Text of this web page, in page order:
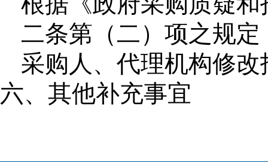
二条第（二）项之规
采购人、代理机构修
六、其他补充事宜